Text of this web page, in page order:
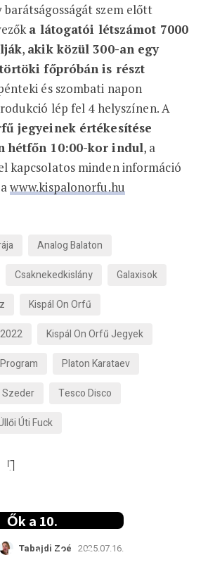
szem előtt
a látogatói létszámot 7000
, akik közül 300-an egy
főpróbán is részt
és szombati napon
lép fel 4 helyszínen. A
jegyeinek értékesítése
hétfőn 10:00-kor indul, a
kapcsolatos minden információ
www.kispalonorfu.hu
Analog Balaton
Csaknekedkislány
Galaxisok
Kispál On Orfű
Kispál On Orfű Jegyek
Platon Karataev
Szeder
Tesco Disco
Úti Fuck
Felnőtté válik:
hamarosan
Tabajdi Zoé 2025.07.16.
Ők a 10.
Kerekdomb
Fesztivál első
A Franz